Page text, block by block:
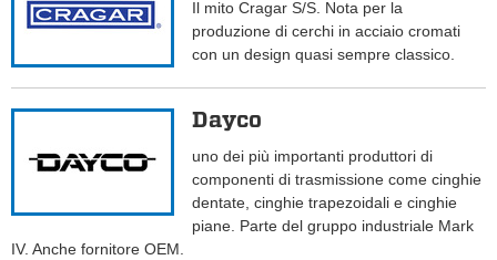
Il mito Cragar S/S. Nota per la
produzione di cerchi in acciaio cromati
con un design quasi sempre classico.
Dayco
uno dei più importanti produttori di
componenti di trasmissione come cinghie
dentate, cinghie trapezoidali e cinghie
piane. Parte del gruppo industriale Mark
IV. Anche fornitore OEM.